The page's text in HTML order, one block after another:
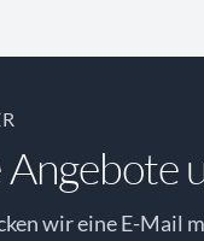
Angebote
wir eine E-Mail